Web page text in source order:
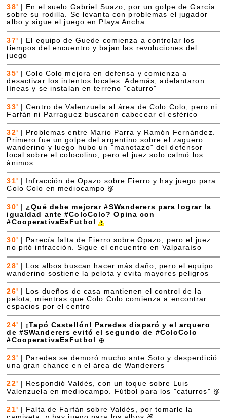
38'
En el suelo Gabriel Suazo, por un golpe de García
sobre su rodilla. Se levanta con problemas el jugador
albo y sigue el juego en Playa Ancha
37'
El equipo de Guede comienza a controlar los
tiempos del encuentro y bajan las revoluciones del
juego
35' |Colo Colo mejora en defensa y comienza a
desactivar los intentos locales. Además, adelantaron
líneas y se instalan en terreno "caturro"
33' |Centro de Valenzuela al área de Colo Colo, pero ni
Farfán ni Parraguez buscaron cabecear el esférico
32'
Problemas entre Mario Parra y Ramón Fernández.
Primero fue un golpe del argentino sobre el zaguero
wanderino y luego hubo un "manotazo" del defensor
local sobre el colocolino, pero el juez solo calmó los
ánimos
31'
Infracción de Opazo sobre Fierro y hay juego para
Colo Colo en mediocampo
30' | ¿Qué debe mejorar #SWanderers para lograr la
igualdad ante #ColoColo? Opina con
#CooperativaEsFutbol
30'
Parecía falta de Fierro sobre Opazo, pero el juez
no pitó infracción. Sigue el encuentro en Valparaíso
28' | Los albos buscan hacer más daño, pero el equipo
wanderino sostiene la pelota y evita mayores peligros
26'
Los dueños de casa mantienen el control de la
pelota, mientras que Colo Colo comienza a encontrar
espacios por el centro
24'
¡Tapó Castellón! Paredes disparó y el arquero
de #SWanderers evitó el segundo de #ColoColo
#CooperativaEsFutbol
23'
Paredes se demoró mucho ante Soto y desperdició
una gran chance en el área de Wanderers
22'
Respondió Valdés, con un toque sobre Luis
Valenzuela en mediocampo. Fútbol para los "caturros"
21' | Falta de Farfán sobre Valdés, por tomarle la